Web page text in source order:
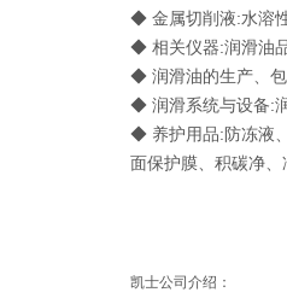
◆ 金属切削液:水溶
◆ 相关仪器:润滑油
◆ 润滑油的生产、
◆ 润滑系统与设备:
◆ 养护用品:防冻液
面保护膜、积碳净
凯士公司介绍：